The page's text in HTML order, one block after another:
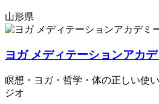
山形県
ヨガ メディテーションアカ
瞑想・ヨガ・哲学・体の正しい使
ジオ